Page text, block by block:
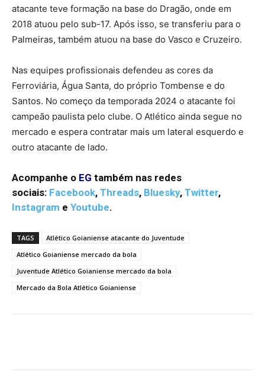
atacante teve formação na base do Dragão, onde em
2018 atuou pelo sub-17. Após isso, se transferiu para o
Palmeiras, também atuou na base do Vasco e Cruzeiro.
Nas equipes profissionais defendeu as cores da
Ferroviária, Água Santa, do próprio Tombense e do
Santos. No começo da temporada 2024 o atacante foi
campeão paulista pelo clube. O Atlético ainda segue no
mercado e espera contratar mais um lateral esquerdo e
outro atacante de lado.
Acompanhe o EG também nas redes
sociais: Facebook, Threads, Bluesky, Twitter,
Instagram e Youtube.
TAGS
Atlético Goianiense atacante do Juventude
Atlético Goianiense mercado da bola
Juventude Atlético Goianiense mercado da bola
Mercado da Bola Atlético Goianiense